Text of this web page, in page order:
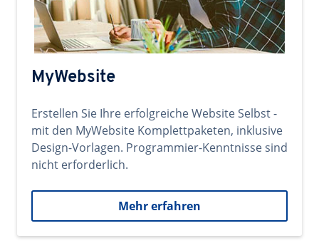
MyWebsite
Erstellen Sie Ihre erfolgreiche Website Selbst -
mit den MyWebsite Komplettpaketen, inklusive
Design-Vorlagen. Programmier-Kenntnisse sind
nicht erforderlich.
Mehr erfahren